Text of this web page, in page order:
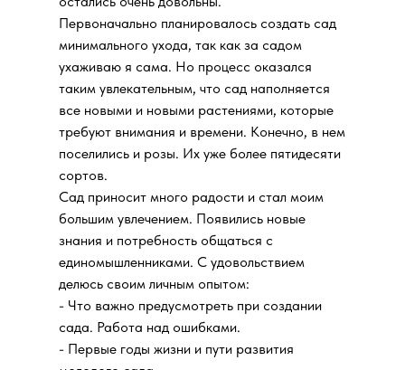
Первоначально планировалось создать сад
минимального ухода, так как за садом
ухаживаю я сама. Но процесс оказался
таким увлекательным, что сад наполняется
все новыми и новыми растениями, которые
требуют внимания и времени. Конечно, в нем
поселились и розы. Их уже более пятидесяти
сортов.
Сад приносит много радости и стал моим
большим увлечением. Появились новые
знания и потребность общаться с
единомышленниками. С удовольствием
делюсь своим личным опытом:
- Что важно предусмотреть при создании
сада. Работа над ошибками.
- Первые годы жизни и пути развития